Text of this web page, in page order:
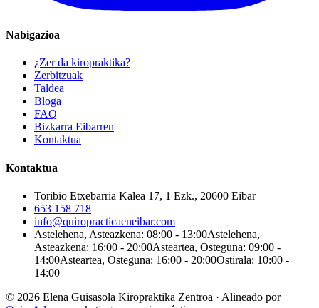
Nabigazioa
¿Zer da kiropraktika?
Zerbitzuak
Taldea
Bloga
FAQ
Bizkarra Eibarren
Kontaktua
Kontaktua
Toribio Etxebarria Kalea 17, 1 Ezk., 20600 Eibar
653 158 718
info@quiropracticaeneibar.com
Astelehena, Asteazkena: 08:00 - 13:00Astelehena,
Asteazkena: 16:00 - 20:00Asteartea, Osteguna: 09:00 -
14:00Asteartea, Osteguna: 16:00 - 20:00Ostirala: 10:00 -
14:00
© 2026 Elena Guisasola Kiropraktika Zentroa · Alineado por